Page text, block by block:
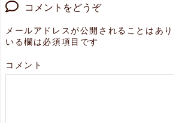
コメントをどうぞ
メールアドレスが公開されることはあ
いる欄は必須項目です
コメント